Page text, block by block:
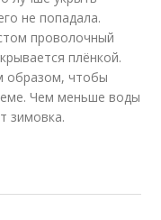
не попадала.
проволочный
плёнкой.
образом, чтобы
Чем меньше воды
зимовка.